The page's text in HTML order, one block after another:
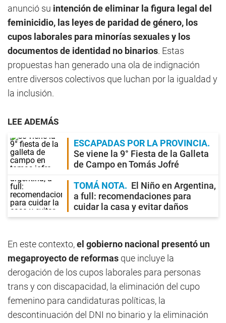
anunció su intención de eliminar la figura legal del
feminicidio, las leyes de paridad de género, los
cupos laborales para minorías sexuales y los
documentos de identidad no binarios. Estas
propuestas han generado una ola de indignación
entre diversos colectivos que luchan por la igualdad y
la inclusión.
LEE ADEMÁS
ESCAPADAS POR LA PROVINCIA
Se viene la 9° Fiesta de la Galleta
de Campo en Tomás Jofré
TOMÁ NOTA
El Niño en Argentina,
a full: recomendaciones para
cuidar la casa y evitar daños
En este contexto,el gobierno nacional presentó un
megaproyecto de reformas que incluye la
derogación de los cupos laborales para personas
trans y con discapacidad, la eliminación del cupo
femenino para candidaturas políticas, la
descontinuación del DNI no binario y la eliminación